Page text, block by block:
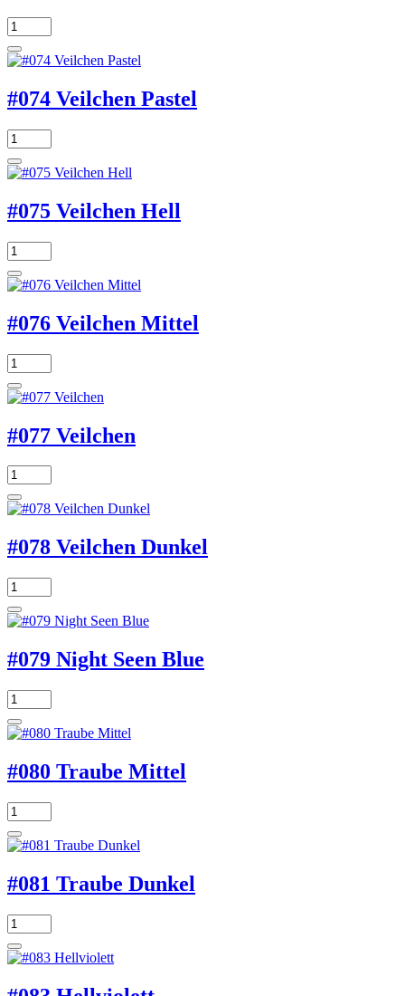
#074 Veilchen Pastel
#075 Veilchen Hell
#076 Veilchen Mittel
#077 Veilchen
#078 Veilchen Dunkel
#079 Night Seen Blue
#080 Traube Mittel
#081 Traube Dunkel